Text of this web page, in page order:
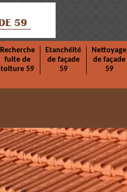
Recherche
fuite de
toiture 59
Etanchéité
de façade
59
Nettoyage
de façade
59